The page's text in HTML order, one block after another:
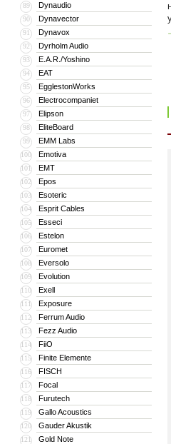
89 Dynaudio
90 Dynavector
91 Dynavox
92 Dyrholm Audio
93 E.A.R./Yoshino
94 EAT
95 EgglestonWorks
96 Electrocompaniet
97 Elipson
98 EliteBoard
99 EMM Labs
100 Emotiva
101 EMT
102 Epos
103 Esoteric
104 Esprit Cables
105 Esseci
106 Estelon
107 Euromet
108 Eversolo
109 Evolution
110 Exell
111 Exposure
112 Ferrum Audio
113 Fezz Audio
114 FiiO
115 Finite Elemente
116 FISCH
117 Focal
118 Furutech
119 Gallo Acoustics
120 Gauder Akustik
121 Gold Note